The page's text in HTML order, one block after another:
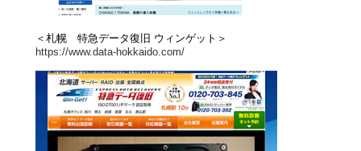
＜札幌 特急データ復旧 ウィンゲット＞
https://www.data-hokkaido.com/